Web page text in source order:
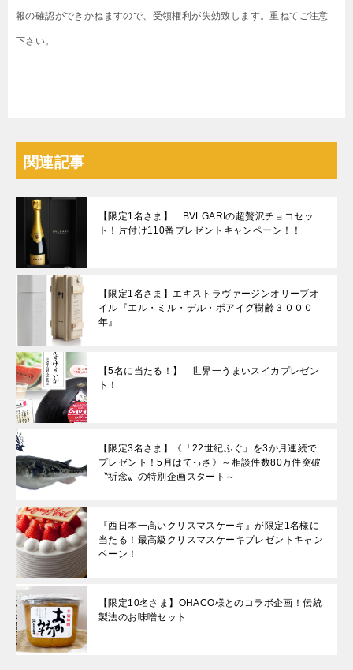
報の確認ができかねますので、受領権利が失効致します。重ねてご注意
下さい。
関連記事
【限定1名さま】 BVLGARIの超贅沢チョコセッ
ト！片付け110番プレゼントキャンペーン！！
【限定1名さま】エキストラヴァージンオリーブオ
イル『エル・ミル・デル・ポアイグ樹齢３０００
年』
【5名に当たる！】 世界一うまいスイカプレゼン
ト！
【限定3名さま】《「22世紀ふぐ」を3か月連続で
プレゼント！5月はてっさ》～相談件数80万件突破
〝祈念〟の特別企画スタート～
『西日本一高いクリスマスケーキ』が限定1名様に
当たる！最高級クリスマスケーキプレゼントキャン
ペーン！
【限定10名さま】OHACO様とのコラボ企画！伝統
製法のお味噌セット